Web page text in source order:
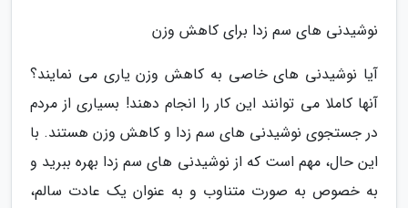
نوشیدنی های سم زدا برای کاهش وزن
آیا نوشیدنی های خاصی به کاهش وزن یاری می نمایند؟
آنها کاملا می توانند این کار را انجام دهند! بسیاری از مردم
در جستجوی نوشیدنی های سم زدا و کاهش وزن هستند. با
این حال، مهم است که از نوشیدنی های سم زدا بهره ببرید و
به خصوص به صورت متناوب و به عنوان یک عادت سالم،